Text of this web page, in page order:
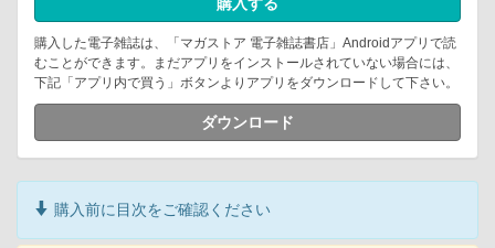
購入した電子雑誌は、「マガストア 電子雑誌書店」Androidアプリで読
むことができます。まだアプリをインストールされていない場合には、
下記「アプリ内で買う」ボタンよりアプリをダウンロードして下さい。
ダウンロード
購入前に目次をご確認ください